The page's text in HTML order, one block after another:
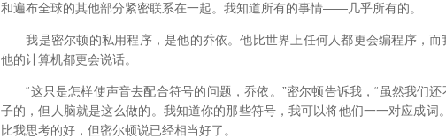
和遍布全球的其他部分紧密联系在一起。我知道所有的事情——几乎所有的。
我是密尔顿的私用程序，是他的乔依。他比世界上任何人都更会编程序，而
他的计算机都更会说话。
“这只是怎样使声音去配合符号的问题，乔依。”密尔顿告诉我，“虽然我们还
子的，但人脑就是这么做的。我知道你的那些符号，我可以将他们一一对应成词
比我思考的好，但密尔顿说已经相当好了。